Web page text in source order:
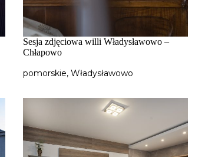
Sesja zdjęciowa willi Władysławowo –
Chłapowo
pomorskie, Władysławowo